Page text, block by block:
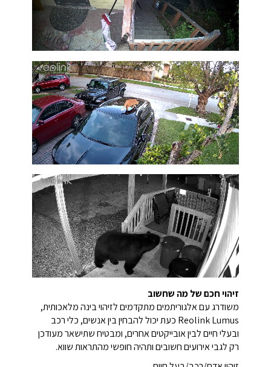
זיהוי חכם של מה שחשוב
משודרג עם אלגוריתמים מתקדמים לזיהוי בינה מלאכותית,
Reolink Lumus כעת יכול להבחין בין אנשים, כלי רכב
ובעלי חיים לבין אובייקטים אחרים, ומבטיח שתישאר מעודכן
רק לגבי אירועים חשובים ותהיה חופשי מהתראות שווא.